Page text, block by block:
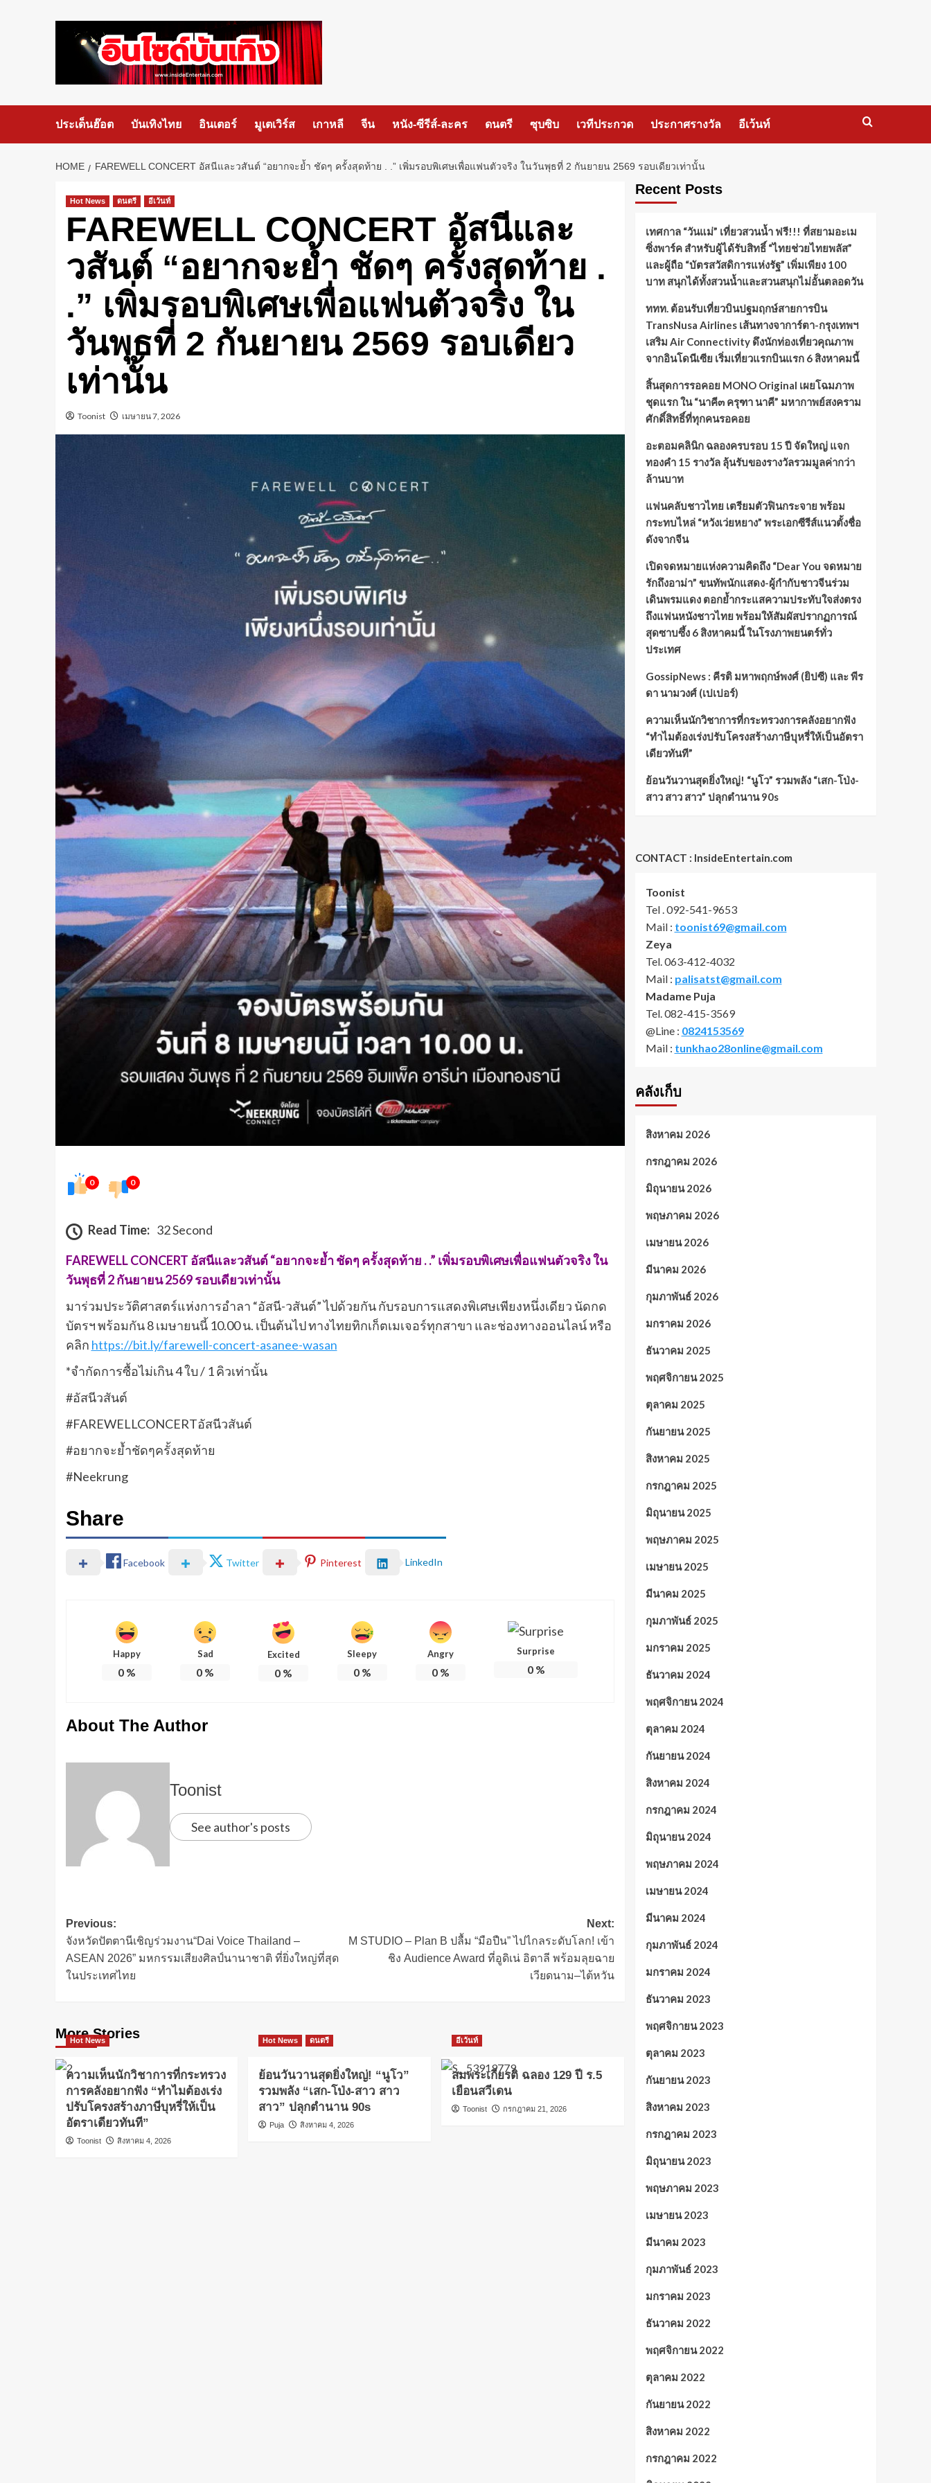
ประเด็นฮ๊อต บันเทิงไทย อินเตอร์ มูเตเวิร์ส เกาหลี จีน หนัง-ซีรีส์-ละคร ดนตรี ซุบซิบ เวทีประกวด ประกาศรางวัล อีเว้นท์
HOME FAREWELL CONCERT อัสนีและวสันต์ “อยากจะย้ำ ชัดๆ ครั้งสุดท้าย . .” เพิ่มรอบพิเศษเพื่อแฟนตัวจริง ในวันพุธที่ 2 กันยายน 2569 รอบเดียวเท่านั้น
Hot News ดนตรี อีเว้นท์
FAREWELL CONCERT อัสนีและ
วสันต์ “อยากจะย้ำ ชัดๆ ครั้งสุดท้าย .
.” เพิ่มรอบพิเศษเพื่อแฟนตัวจริง ใน
วันพุธที่ 2 กันยายน 2569 รอบเดียว
เท่านั้น
Toonist เมษายน 7, 2026
0 0
Read Time: 32 Second
FAREWELL CONCERT อัสนีและวสันต์ “อยากจะย้ำ ชัดๆ ครั้งสุดท้าย . .” เพิ่มรอบพิเศษเพื่อแฟนตัวจริง ใน
วันพุธที่ 2 กันยายน 2569 รอบเดียวเท่านั้น
มาร่วมประวัติศาสตร์แห่งการอำลา “อัสนี-วสันต์” ไปด้วยกัน กับรอบการแสดงพิเศษเพียงหนึ่งเดียว นัดกด
บัตรฯ พร้อมกัน 8 เมษายนนี้ 10.00 น. เป็นต้นไป ทางไทยทิกเก็ตเมเจอร์ทุกสาขา และช่องทางออนไลน์ หรือ
คลิก https://bit.ly/farewell-concert-asanee-wasan
*จำกัดการซื้อไม่เกิน 4 ใบ / 1 คิวเท่านั้น
#อัสนีวสันต์
#FAREWELLCONCERTอัสนีวสันต์
#อยากจะย้ำชัดๆครั้งสุดท้าย
#Neekrung
Share
Facebook Twitter Pinterest LinkedIn
Happy
0%
Sad
0 %
Excited
0 %
Sleepy
0%
Angry
0%
Surprise
0%
About The Author
Toonist
See author's posts
Previous:
จังหวัดปัตตานีเชิญร่วมงาน“Dai Voice Thailand –
ASEAN 2026” มหกรรมเสียงศิลป์นานาชาติ ที่ยิ่งใหญ่ที่สุด
ในประเทศไทย
Next:
M STUDIO – Plan B ปลื้ม “มือปืน” ไปไกลระดับโลก! เข้า
ชิง Audience Award ที่อูดิเน่ อิตาลี พร้อมลุยฉาย
เวียดนาม–ไต้หวัน
More Stories
Hot News
ความเห็นนักวิชาการที่กระทรวง
การคลังอยากฟัง “ทำไมต้องเร่ง
ปรับโครงสร้างภาษีบุหรี่ให้เป็น
อัตราเดียวทันที”
Toonist สิงหาคม 4, 2026
Hot News ดนตรี
ย้อนวันวานสุดยิ่งใหญ่! “นูโว”
รวมพลัง “เสก-โป่ง-สาว สาว
สาว” ปลุกตำนาน 90s
Puja สิงหาคม 4, 2026
อีเว้นท์
สมพระเกียรติ ฉลอง 129 ปี ร.5
เยือนสวีเดน
Toonist กรกฎาคม 21, 2026
Recent Posts
เทศกาล “วันแม่” เที่ยวสวนน้ำ ฟรี!!! ที่สยามอะเม
ซิ่งพาร์ค สำหรับผู้ได้รับสิทธิ์ “ไทยช่วยไทยพลัส”
และผู้ถือ “บัตรสวัสดิการแห่งรัฐ” เพิ่มเพียง 100
บาท สนุกได้ทั้งสวนน้ำและสวนสนุกไม่อั้นตลอดวัน
ททท. ต้อนรับเที่ยวบินปฐมฤกษ์สายการบิน
TransNusa Airlines เส้นทางจาการ์ตา-กรุงเทพฯ
เสริม Air Connectivity ดึงนักท่องเที่ยวคุณภาพ
จากอินโดนีเซีย เริ่มเที่ยวแรกบินแรก 6 สิงหาคมนี้
สิ้นสุดการรอคอย MONO Original เผยโฉมภาพ
ชุดแรก ใน “นาคี๓ ครุฑา นาคี” มหากาพย์สงคราม
ศักดิ์สิทธิ์ที่ทุกคนรอคอย
อะตอมคลินิก ฉลองครบรอบ 15 ปี จัดใหญ่ แจก
ทองคำ 15 รางวัล ลุ้นรับของรางวัลรวมมูลค่ากว่า
ล้านบาท
แฟนคลับชาวไทย เตรียมตัวฟินกระจาย พร้อม
กระทบไหล่ “หวังเว่ยหยาง” พระเอกซีรีส์แนวตั้งชื่อ
ดังจากจีน
เปิดจดหมายแห่งความคิดถึง “Dear You จดหมาย
รักถึงอาม่า” ขนทัพนักแสดง-ผู้กำกับชาวจีนร่วม
เดินพรมแดง ตอกย้ำกระแสความประทับใจส่งตรง
ถึงแฟนหนังชาวไทย พร้อมให้สัมผัสปรากฏการณ์
สุดซาบซึ้ง 6 สิงหาคมนี้ ในโรงภาพยนตร์ทั่ว
ประเทศ
GossipNews : คีรติ มหาพฤกษ์พงศ์ (ยิปซี) และ พีร
ดา นามวงศ์ (เปเปอร์)
ความเห็นนักวิชาการที่กระทรวงการคลังอยากฟัง
“ทำไมต้องเร่งปรับโครงสร้างภาษีบุหรี่ให้เป็นอัตรา
เดียวทันที”
ย้อนวันวานสุดยิ่งใหญ่! “นูโว” รวมพลัง “เสก-โป่ง-
สาว สาว สาว” ปลุกตำนาน 90s
CONTACT : InsideEntertain.com
Toonist
Tel . 092-541-9653
Mail : toonist69@gmail.com
Zeya
Tel. 063-412-4032
Mail : palisatst@gmail.com
Madame Puja
Tel. 082-415-3569
@Line : 0824153569
Mail : tunkhao28online@gmail.com
คลังเก็บ
สิงหาคม 2026
กรกฎาคม 2026
มิถุนายน 2026
พฤษภาคม 2026
เมษายน 2026
มีนาคม 2026
กุมภาพันธ์ 2026
มกราคม 2026
ธันวาคม 2025
พฤศจิกายน 2025
ตุลาคม 2025
กันยายน 2025
สิงหาคม 2025
กรกฎาคม 2025
มิถุนายน 2025
พฤษภาคม 2025
เมษายน 2025
มีนาคม 2025
กุมภาพันธ์ 2025
มกราคม 2025
ธันวาคม 2024
พฤศจิกายน 2024
ตุลาคม 2024
กันยายน 2024
สิงหาคม 2024
กรกฎาคม 2024
มิถุนายน 2024
พฤษภาคม 2024
เมษายน 2024
มีนาคม 2024
กุมภาพันธ์ 2024
มกราคม 2024
ธันวาคม 2023
พฤศจิกายน 2023
ตุลาคม 2023
กันยายน 2023
สิงหาคม 2023
กรกฎาคม 2023
มิถุนายน 2023
พฤษภาคม 2023
เมษายน 2023
มีนาคม 2023
กุมภาพันธ์ 2023
มกราคม 2023
ธันวาคม 2022
พฤศจิกายน 2022
ตุลาคม 2022
กันยายน 2022
สิงหาคม 2022
กรกฎาคม 2022